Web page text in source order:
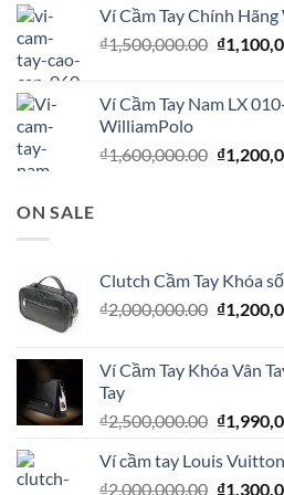
Ví Cầm Tay Chính
₫1,500,000.00 Giá
₫
Ví Cầm Tay Nam LX
WilliamPolo
₫1,600,000.00 Giá
₫
ON SALE
Clutch Cầm Tay Khóa
₫2,000,000.00 Giá
₫
Ví Cầm Tay Khóa Vân
Tay
₫2,500,000.00 Giá
là:
₫
Ví cầm tay Louis
₫2,000,000.00 Giá
₫